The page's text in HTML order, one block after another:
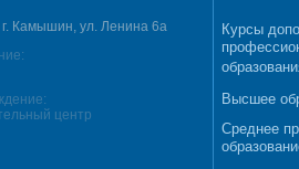
г. Камышин, ул. Ленина 6а
центр
Курсы
Высшее
Среднее